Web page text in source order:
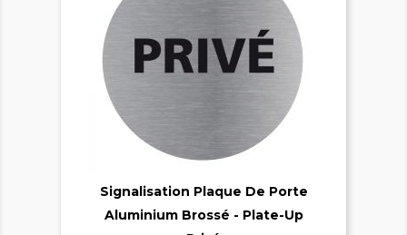

Signalisation Plaque De Porte
Aluminium Brossé - Plate-Up